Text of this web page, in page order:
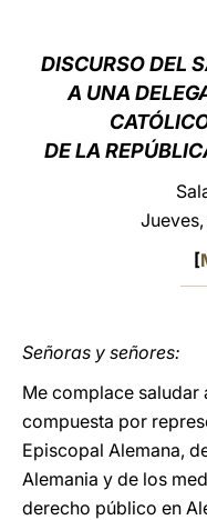
DISCURSO DEL
A UNA
DE LA
[
Señoras y señores:
Me complace saludar
compuesta por
Episcopal Alemana,
Alemania y de los
derecho público en